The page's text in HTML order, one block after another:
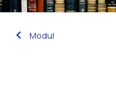
Modul